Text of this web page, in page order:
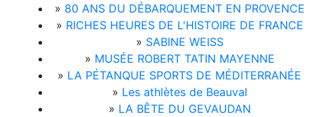
» 80 ANS DU DÉBARQUEMENT EN PROVENCE
» RICHES HEURES DE L'HISTOIRE DE FRANCE
» SABINE WEISS
» MUSÉE ROBERT TATIN MAYENNE
» LA PÉTANQUE SPORTS DE MÉDITERRANÉE
» Les athlètes de Beauval
» LA BÊTE DU GEVAUDAN